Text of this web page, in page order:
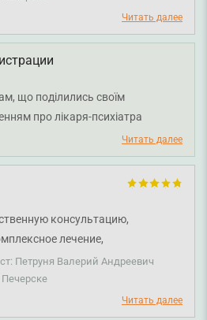
Читать далее
що поділились своїм
про лікаря-психіатра
медичний персонал клініки.
здоров'я!
Читать далее
консультацию,
лечение,
Все ясно без лишних
Петруня Валерий Андреевич
Читать далее